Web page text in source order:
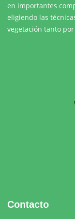
en importantes
eligiendo las
vegetación tanto
Contacto